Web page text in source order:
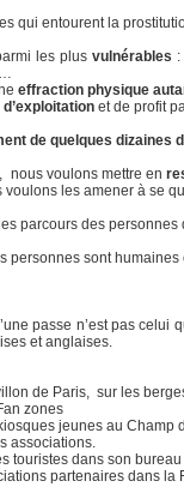
qui entourent la
les plusvulnérables
effraction physique
et de profit
de quelques dizaines
nous voulons mettre en
voulons les amener à se
parcours des
personnes sont
passe n’est pas
et anglaises.
de Paris, sur les
zones
jeunes au Champ
associations.
touristes dans son
partenaires dans